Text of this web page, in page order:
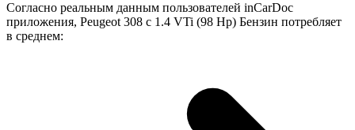
Согласно реальным данным пользователей inCarDoc
приложения, Peugeot 308 с 1.4 VTi (98 Hp) Бензин потребляет
в среднем: